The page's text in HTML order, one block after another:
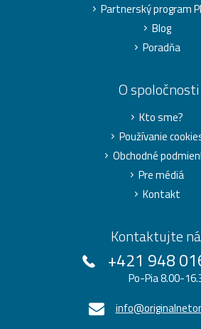
Partnerský program
Blog
Poradňa
O spoločnosti
Kto sme?
Používanie
Obchodné
Pre médiá
Kontakt
Kontaktujte
+421 948
Po-Pia 8.00-